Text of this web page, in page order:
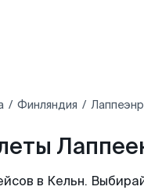
Финляндия
в Кельн.